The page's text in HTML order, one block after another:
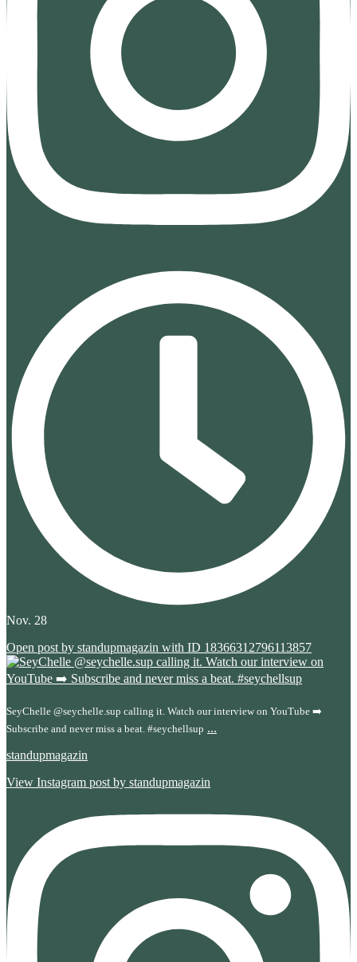
Nov. 28
Open post by standupmagazin with ID 18366312796113857
SeyChelle @seychelle.sup calling it. Watch our interview on YouTube ➡️
Subscribe and never miss a beat. #seychellsup ...
standupmagazin
View Instagram post by standupmagazin